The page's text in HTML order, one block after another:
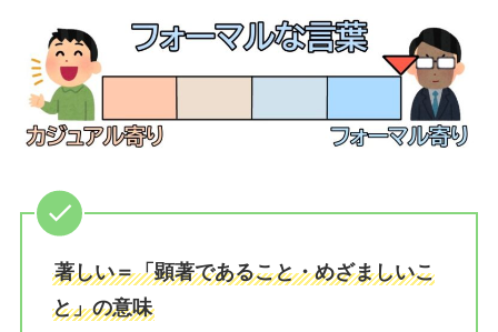
著しい＝「顕著であること・めざましいこ
と」の意味